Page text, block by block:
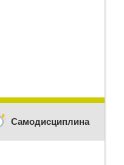
Самодисциплина